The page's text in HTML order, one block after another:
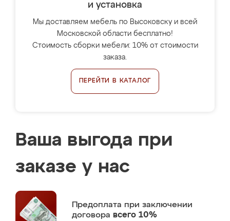
и установка
Мы доставляем мебель по Высоковску и всей
Московской области бесплатно!
Стоимость сборки мебели: 10% от стоимости
заказа.
ПЕРЕЙТИ В КАТАЛОГ
Ваша выгода при
заказе у нас
Предоплата при заключении
договора всего 10%